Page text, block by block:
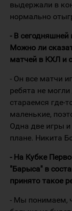
выдержали в
нормально
- В сегодняшней
Можно ли
матчей в КХЛ и
- Он все матчи
ребята не
стараемся где-
маленькие,
Одна две игры
плане. Никита
- На Кубке
"Барыса" в
принято такое
- Мы понимаем,